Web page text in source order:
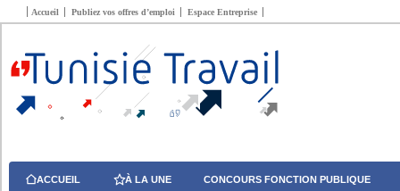
Accueil Publiez vos offres d’emploi Espace Entreprise
ACCUEIL À LA UNE CONCOURS FONCTION PUBLIQUE